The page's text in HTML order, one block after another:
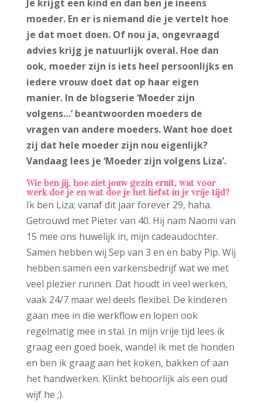
Je krijgt een kind en dan ben je ineens
moeder. En er is niemand die je vertelt hoe
je dat moet doen. Of nou ja, ongevraagd
advies krijg je natuurlijk overal. Hoe dan
ook, moeder zijn is iets heel persoonlijks en
iedere vrouw doet dat op haar eigen
manier. In de blogserie ‘Moeder zijn
volgens…’ beantwoorden moeders de
vragen van andere moeders. Want hoe doet
zij dat hele moeder zijn nou eigenlijk?
Vandaag lees je ‘Moeder zijn volgens Liza’.
Wie ben jij, hoe ziet jouw gezin eruit, wat voor
werk doe je en wat doe je het liefst in je vrije tijd?
Ik ben Liza; vanaf dit jaar forever 29, haha.
Getrouwd met Pieter van 40. Hij nam Naomi van
15 mee ons huwelijk in, mijn cadeaudochter.
Samen hebben wij Sep van 3 en en baby Pip. Wij
hebben samen een varkensbedrijf wat we met
veel plezier runnen. Dat houdt in veel werken,
vaak 24/7 maar wel deels flexibel. De kinderen
gaan mee in die werkflow en lopen ook
regelmatig mee in stal. In mijn vrije tijd lees ik
graag een goed boek, wandel ik met de honden
en ben ik graag aan het koken, bakken of aan
het handwerken. Klinkt behoorlijk als een oud
wijf he ;).